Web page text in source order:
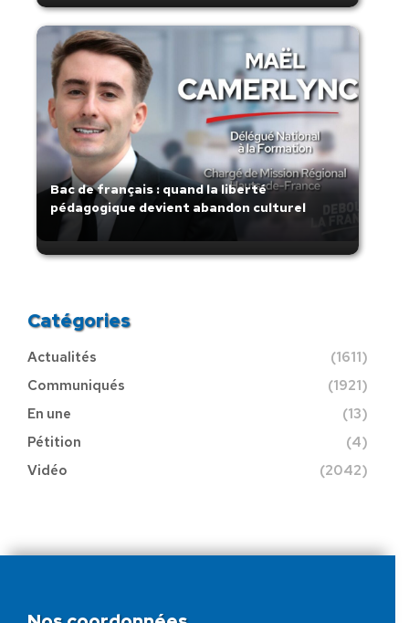
Bac de français : quand la liberté
pédagogique devient abandon culturel
Catégories
Actualités
(1611)
Communiqués
(1921)
En une
(13)
Pétition
(4)
Vidéo
(2042)